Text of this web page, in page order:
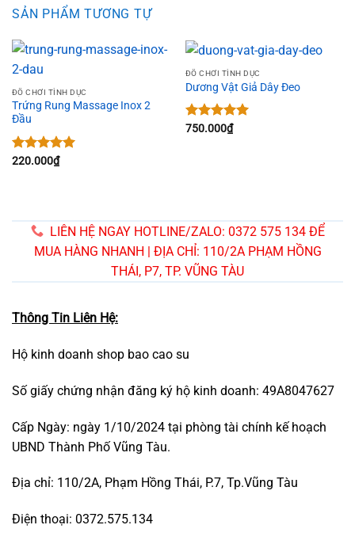
SẢN PHẨM TƯƠNG TỰ
ĐỒ CHƠI TÌNH DỤC
Trứng Rung Massage Inox 2
Đầu
Được xếp
220.000₫
ĐỒ CHƠI TÌNH DỤC
Dương Vật Giả Dây Đeo
Được xếp
750.000₫
LIÊN HỆ NGAY HOTLINE/ZALO: 0372 575 134 ĐỂ
MUA HÀNG NHANH | ĐỊA CHỈ: 110/2A PHẠM HỒNG
THÁI, P7, TP. VŨNG TÀU
Thông Tin Liên Hệ:
Hộ kinh doanh shop bao cao su
Số giấy chứng nhận đăng ký hộ kinh doanh: 49A8047627
Cấp Ngày: ngày 1/10/2024 tại phòng tài chính kế hoạch
UBND Thành Phố Vũng Tàu.
Địa chỉ: 110/2A, Phạm Hồng Thái, P.7, Tp.Vũng Tàu
Điện thoại: 0372.575.134